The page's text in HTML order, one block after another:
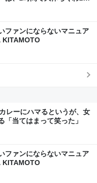
ファンにならないマニュア
KITAMOTO
レーにハマるというが、女
「当てはまって笑った」
ファンにならないマニュア
KITAMOTO